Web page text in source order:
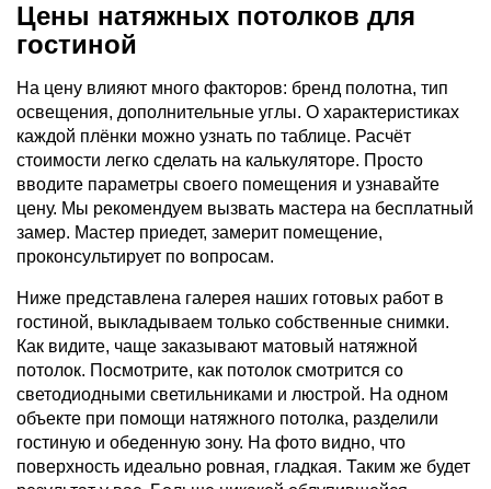
Цены натяжных потолков для
гостиной
На цену влияют много факторов: бренд полотна, тип
освещения, дополнительные углы. О характеристиках
каждой плёнки можно узнать по таблице. Расчёт
стоимости легко сделать на калькуляторе. Просто
вводите параметры своего помещения и узнавайте
цену. Мы рекомендуем вызвать мастера на бесплатный
замер. Мастер приедет, замерит помещение,
проконсультирует по вопросам.
Ниже представлена галерея наших готовых работ в
гостиной, выкладываем только собственные снимки.
Как видите, чаще заказывают матовый натяжной
потолок. Посмотрите, как потолок смотрится со
светодиодными светильниками и люстрой. На одном
объекте при помощи натяжного потолка, разделили
гостиную и обеденную зону. На фото видно, что
поверхность идеально ровная, гладкая. Таким же будет